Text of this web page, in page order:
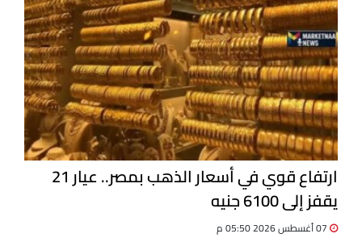
ارتفاع قوي في أسعار الذهب بمصر.. عيار 21
يقفز إلى 6100 جنيه